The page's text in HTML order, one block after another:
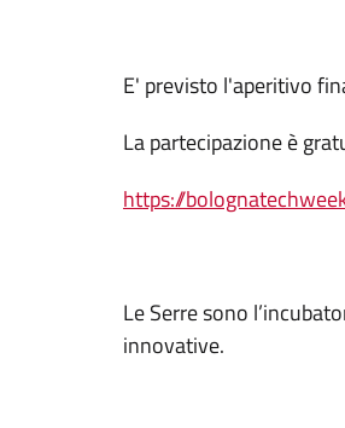
E' previsto l'aperitivo
La partecipazione è
https://
Le Serre sono
innovative.